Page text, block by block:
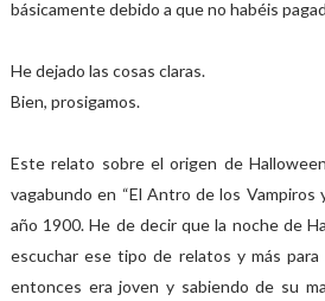
básicamente debido a que no habéis
He dejado las cosas claras.
Bien, prosigamos.
Este relato sobre el origen de
vagabundo en “El Antro de los Vampiros
año 1900. He de decir que la noche de
escuchar ese tipo de relatos y más
entonces era joven y sabiendo de su